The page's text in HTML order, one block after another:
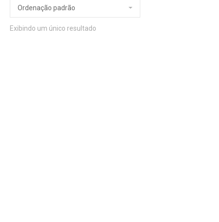
Exibindo um único resultado